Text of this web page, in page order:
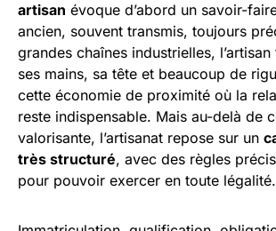
artisan évoque d’abord un savoir-
ancien, souvent transmis, toujours
grandes chaînes industrielles,
ses mains, sa tête et beaucoup de
cette économie de proximité où la
reste indispensable. Mais au-delà de
valorisante, l’artisanat repose sur un
très structuré, avec des règles
pour pouvoir exercer en toute légalité.